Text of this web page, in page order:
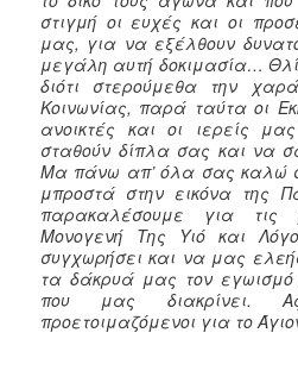
στιγμή οι ευχές και οι
μας, για να εξέλθουν
μεγάλη αυτή δοκιμασία…
διότι στερούμεθα την
Κοινωνίας, παρά ταύτα οι
ανοικτές και οι ιερείς
σταθούν δίπλα σας και να
Μα πάνω απ’ όλα σας καλώ
μπροστά στην εικόνα της
παρακαλέσουμε για τις
Μονογενή Της Υιό και
συγχωρήσει και να μας
τα δάκρυά μας τον εγωισμό
που μας διακρίνει. Ας
προετοιμαζόμενοι για το